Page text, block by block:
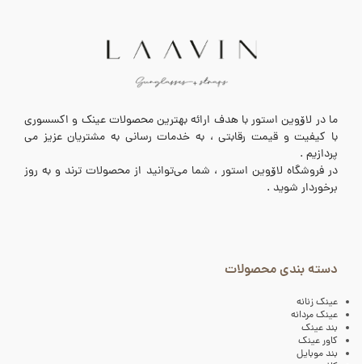
ما در لاۆوین استور با هدف ارائه بهترین محصولات عینک و اکسسوری
با کیفیت و قیمت رقابتی ، به خدمات رسانی به مشتریان عزیز می
پردازیم .
در فروشگاه لاۆوین استور ، شما می‌توانید از محصولات ترند و به روز
برخوردار شوید .
دسته بندی محصولات
عینک زنانه
عینک مردانه
بند عینک
کاور عینک
بند موبایل